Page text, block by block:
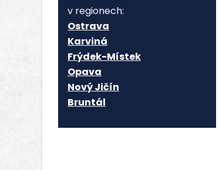
v regionech:
Ostrava
Karviná
Frýdek-Místek
Opava
Nový Jičín
Bruntál